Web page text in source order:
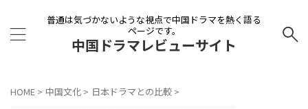
普通は気づかないような視点で中国ドラマを熱く語る
ページです。
中国ドラマレビューサイト
HOME > 中国文化 > 日本ドラマとの比較 >